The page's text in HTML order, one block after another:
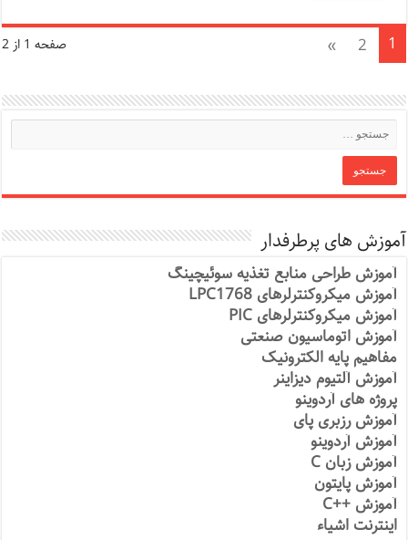
صفحه 1 از 2 1
2
»
آموزش های پرطرفدار
آموزش طراحی منابع تغذیه سوئیچینگ
آموزش میکروکنترلرهای LPC1768
آموزش میکروکنترلرهای PIC
آموزش اتوماسیون صنعتی
مفاهیم پایه الکترونیک
آموزش آلتیوم دیزاینر
پروژه های آردوینو
آموزش رزبری پای
آموزش آردوینو
آموزش زبان C
آموزش پایتون
آموزش ++C
اینترنت اشیاء